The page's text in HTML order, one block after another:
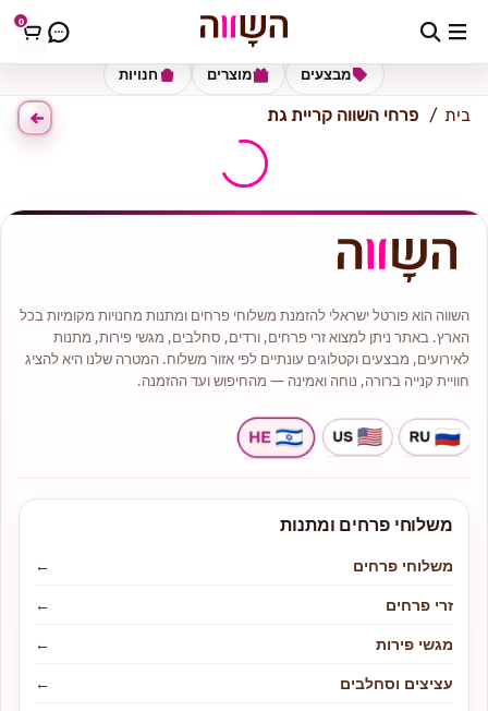
0 כתובת למשלוח הזינו כתובת
חנויות מוצרים מבצעים
בית פרחי השווה קריית גת
השווה הוא פורטל ישראלי להזמנת משלוחי פרחים ומתנות מחנויות מקומיות בכל
הארץ. באתר ניתן למצוא זרי פרחים, ורדים, סחלבים, מגשי פירות, מתנות
לאירועים, מבצעים וקטלוגים עונתיים לפי אזור משלוח. המטרה שלנו היא להציג
חוויית קנייה ברורה, נוחה ואמינה — מהחיפוש ועד ההזמנה.
משלוחי פרחים ומתנות
משלוחי פרחים
←
זרי פרחים
←
מגשי פירות
←
עציצים וסחלבים
←